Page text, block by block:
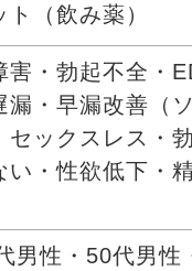
（飲み薬）
害・勃起不全・
漏・早漏改善（
セックスレス・
い・性欲低下・
男性・50代男性